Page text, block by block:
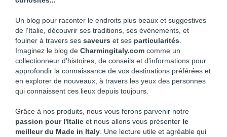
Un blog pour raconter le endroits plus beaux et suggestives
de l'Italie, découvrir ses traditions, ses évènements, et
fouiner à travers ses saveurs et ses particularités
Imaginez le blog de Charmingitaly.com comme un
collectionneur d'histoires, de conseils et d'informations pour
approfondir la connaissance de vos destinations préférées et
en explorer de nouveaux, à travers les yeux des personnes
qui connaissent ces lieux depuis toujours.
Grâce à nos produits, nous vous ferons parvenir notre
passion pour l'Italie et nous allons vous présenter le
meilleur du Made in Italy . Une lecture utile et agréable qui